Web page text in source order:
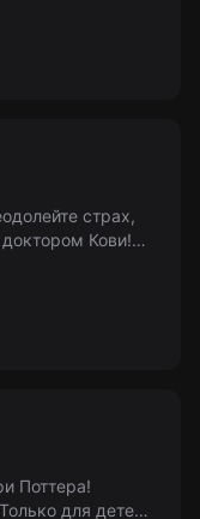
страх,
Кови!
Поттера!
для детей